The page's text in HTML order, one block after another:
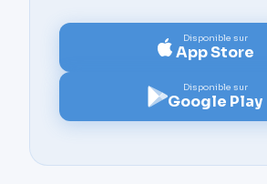
Disponible sur
App Store
Disponible sur
Google Play